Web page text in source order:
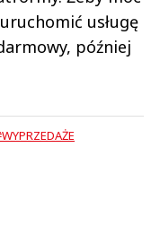
usługę
później